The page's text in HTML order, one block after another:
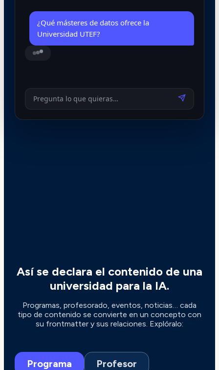
¿Qué másteres de datos ofrece la
Universidad UTEF?
Pregunta lo que quieras…
Así se declara el contenido de una
universidad para la IA.
Programas, profesorado, eventos, noticias… cada
tipo de contenido se convierte en un concepto con
su frontmatter y sus relaciones. Explóralo:
Programa
Profesor